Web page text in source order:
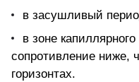
в засушливый
в зоне
сопротивление
горизонтах.